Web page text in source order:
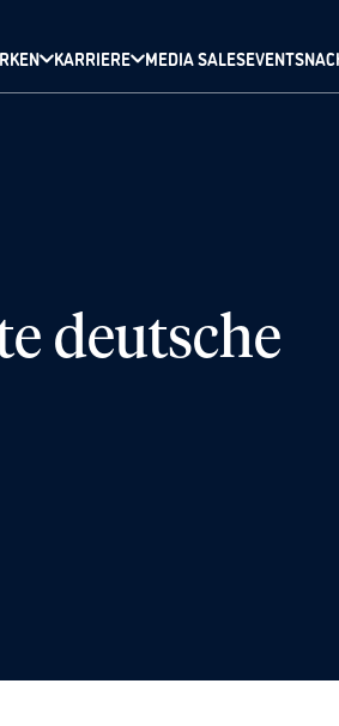
KARRIERE MEDIA SALESEVENTS
deutsche